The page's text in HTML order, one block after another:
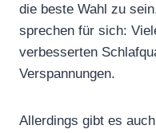
die beste Wahl zu
sprechen für sich:
verbesserten
Verspannungen.
Allerdings gibt es